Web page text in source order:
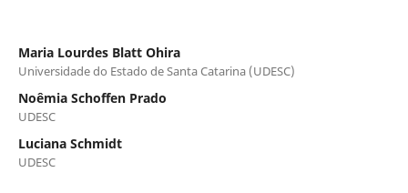
Maria Lourdes Blatt Ohira
Universidade do Estado de Santa Catarina (UDESC)
Noêmia Schoffen Prado
UDESC
Luciana Schmidt
UDESC